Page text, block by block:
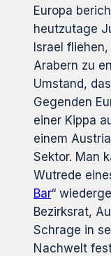
Europa
heutzutage
Israel
Arabern zu
Umstand,
Gegenden
einer Kippa
einem
Sektor. Man
Wutrede
Bar“
Bezirksrat,
Schrage in
Nachwelt